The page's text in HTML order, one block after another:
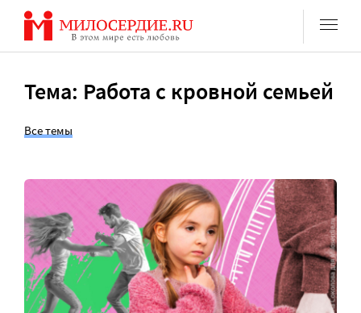
Перейти
содержанию
Тема: Работа с кровной семьей
Все темы